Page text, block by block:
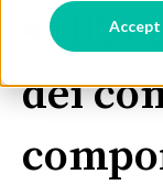
Accept
dei